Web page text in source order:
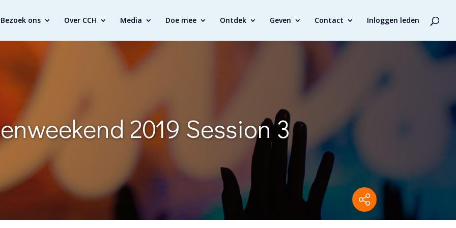
Bezoek ons Over CCH Media Doe mee Ontdek Geven Contact Inloggen leden
2019 Session 3